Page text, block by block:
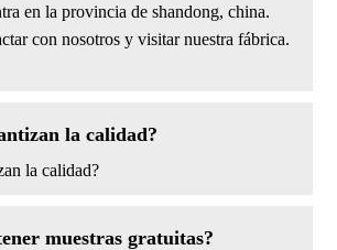
en la provincia de shandong, china.
con nosotros y visitar nuestra fábrica.
la calidad?
la calidad?
muestras gratuitas?